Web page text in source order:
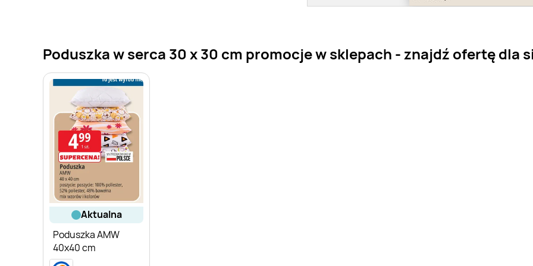
Poduszka w serca 30 x 30 cm promocje w sklepach - znajdź ofertę dla
aktualna
Poduszka AMW
40x40 cm